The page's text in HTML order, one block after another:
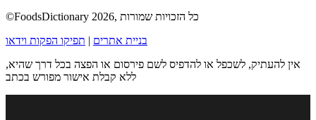
©FoodsDictionary 2026, כל הזכויות שמורות
בניית אתרים
תפיקו הפקות וידאו
אין להעתיק, לשכפל או להדפיס לשם פירסום או הפצה בכל דרך שהיא,
ללא קבלת אישור מפורש בכתב